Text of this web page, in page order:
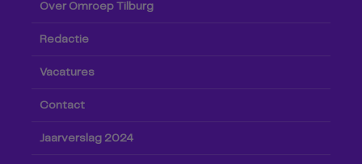
Over Omroep Tilburg
Redactie
Vacatures
Contact
Jaarverslag 2024